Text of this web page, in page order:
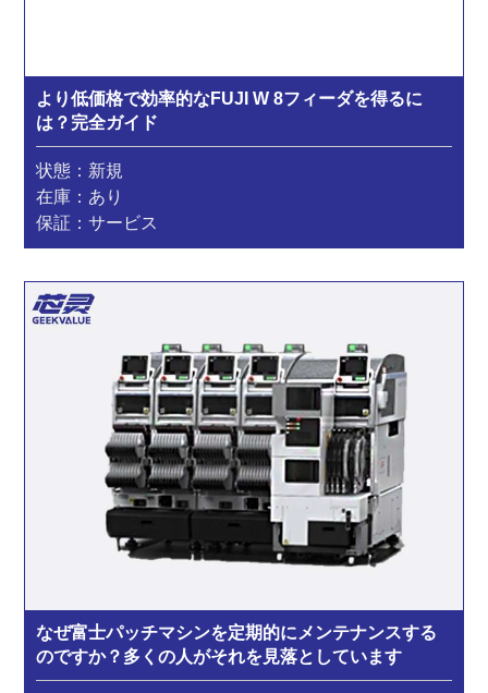
より低価格で効率的なFUJI W 8フィーダを得るに
は？完全ガイド
状態：新規
在庫：あり
保証：サービス
なぜ富士パッチマシンを定期的にメンテナンスする
のですか？多くの人がそれを見落としています